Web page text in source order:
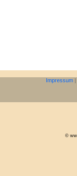
Impressum |
©